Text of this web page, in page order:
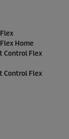
Home
Control Flex
Control Flex